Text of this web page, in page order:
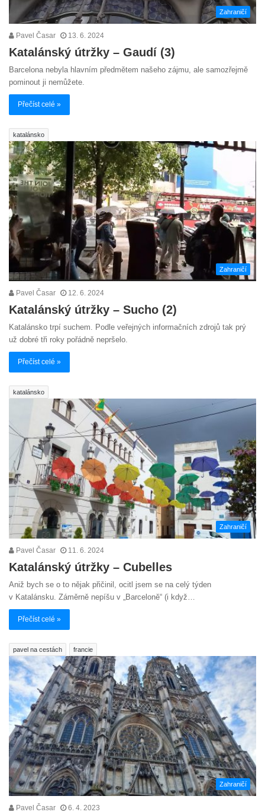
Zahraničí
Pavel Časar 13. 6. 2024
Katalánský útržky – Gaudí (3)
Barcelona nebyla hlavním předmětem našeho zájmu, ale samozřejmě
pominout ji nemůžete.
Přečíst celé »
katalánsko
Zahraničí
Pavel Časar 12. 6. 2024
Katalánský útržky – Sucho (2)
Katalánsko trpí suchem. Podle veřejných informačních zdrojů tak prý
už dobré tři roky pořádně nepršelo.
Přečíst celé »
katalánsko
Zahraničí
Pavel Časar 11. 6. 2024
Katalánský útržky – Cubelles
Aniž bych se o to nějak přičinil, ocitl jsem se na celý týden
v Katalánsku. Záměrně nepíšu v „Barceloně“ (i když…
Přečíst celé »
pavel na cestách francie
Zahraničí
Pavel Časar 6. 4. 2023